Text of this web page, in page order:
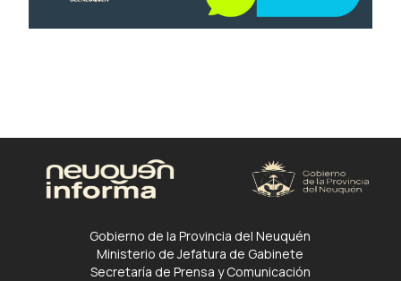
Gobierno de la Provincia del Neuquén
Ministerio de Jefatura de Gabinete
Secretaría de Prensa y Comunicación